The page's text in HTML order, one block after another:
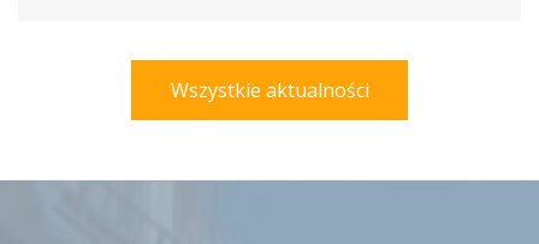
Wszystkie aktualności